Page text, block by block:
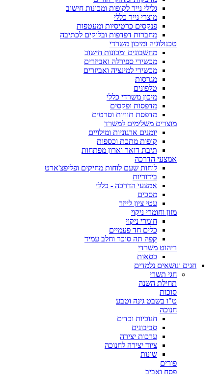
גלילי נייר לקופות ומכונות חישוב
מוצרי נייר כללי
פנקסים כרטיסיות ומעטפות
מחברות דפדפות ובלוקים לכתיבה
טכנולוגיה ומיכון משרדי
מחשבונים ומכונות חישוב
מכשירי ספירלה ואביזרים
מכשירי למינציה ואביזרים
מגרסות
טלפונים
מיכון משרדי כללי
מדפסות ופקסים
מדפסת תוויות וסרטים
מוצרים משלימים למשרד
יומנים ארגוניות ומילויים
קופות מתכת וכספות
תיבת דואר וארון מפתחות
אמצעי הדרכה
לוחות שעם לוחות מחיקים ופליפצ'ארט
בידוריות
אמצעי הדרכה - כללי
מסכים
עטי ציון לייזר
מזון וחומרי ניקוי
חומרי ניקוי
כלים חד פעמיים
קפה תה סוכר וחלב עמיד
ריהוט משרדי
כסאות
חגים ונושאים נלמדים
חגי תשרי
תחילת השנה
סוכות
ט"ו בשבט גינה וטבע
חנוכה
חנוכיות וכדים
סביבונים
ערכות יצירה
ציוד יצירה לחנוכה
שונות
פורים
פסח ואביב